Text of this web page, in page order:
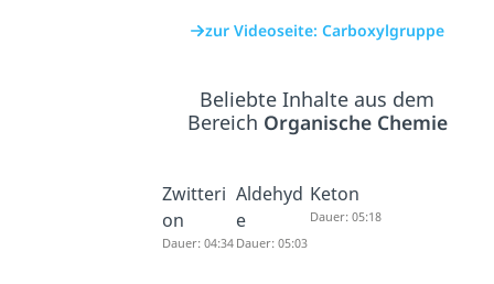
zur Videoseite: Carboxylgruppe
Beliebte Inhalte aus dem
Bereich Organische Chemie
Zwitteri
on
Dauer: 04:34
Aldehyd
e
Dauer: 05:03
Keton
Dauer: 05:18